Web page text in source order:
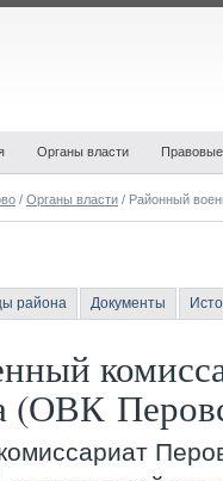
Органы власти
/ Органы власти / Районный
района Документы
(ОВК